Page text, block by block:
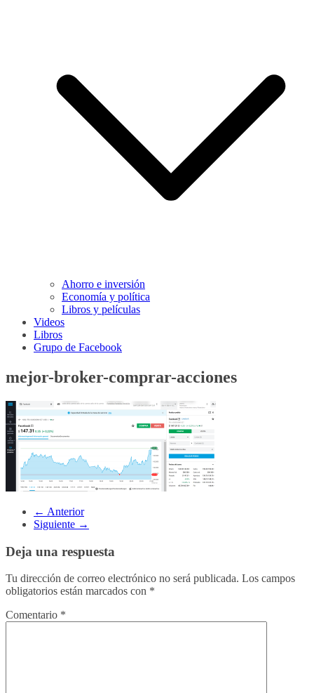
Ahorro e inversión
Economía y política
Libros y películas
Videos
Libros
Grupo de Facebook
mejor-broker-comprar-acciones
← Anterior
Siguiente →
Deja una respuesta
Tu dirección de correo electrónico no será publicada. Los campos
obligatorios están marcados con *
Comentario *